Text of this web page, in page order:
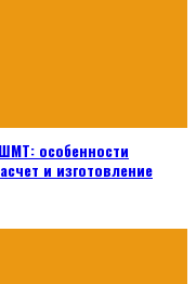
особенности
и изготовление